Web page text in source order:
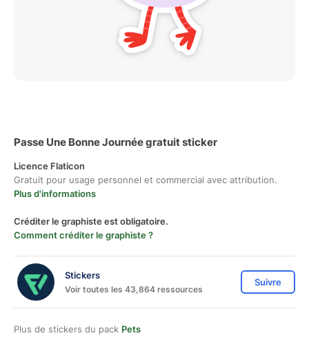
Passe Une Bonne Journée gratuit sticker
Licence Flaticon
Gratuit pour usage personnel et commercial avec attribution.
Plus d'informations
Créditer le graphiste est obligatoire.
Comment créditer le graphiste ?
Stickers
Voir toutes les 43,864 ressources
Suivre
Plus de stickers du pack Pets